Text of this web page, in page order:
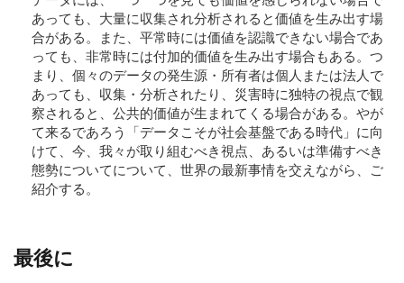
あっても、大量に収集され分析されると価値を生み出す場
合がある。また、平常時には価値を認識できない場合であ
っても、非常時には付加的価値を生み出す場合もある。つ
まり、個々のデータの発生源・所有者は個人または法人で
あっても、収集・分析されたり、災害時に独特の視点で観
察されると、公共的価値が生まれてくる場合がある。やが
て来るであろう「データこそが社会基盤である時代」に向
けて、今、我々が取り組むべき視点、あるいは準備すべき
態勢についてについて、世界の最新事情を交えながら、ご
紹介する。
最後に